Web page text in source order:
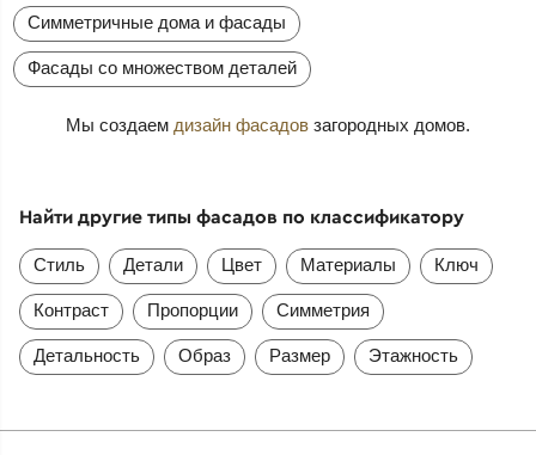
Симметричные дома и фасады
Фасады со множеством деталей
Мы создаем дизайн фасадов загородных домов.
Найти другие типы фасадов по классификатору
Стиль Детали Цвет Материалы Ключ
Контраст Пропорции Симметрия
Детальность Образ Размер Этажность